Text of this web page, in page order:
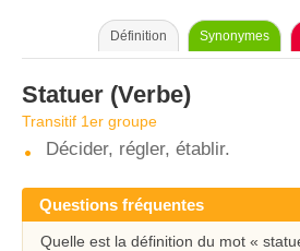
Définition Synonymes
Statuer (Verbe)
Transitif 1er groupe
Décider, régler, établir.
Questions fréquentes
Quelle est la définition du mot «